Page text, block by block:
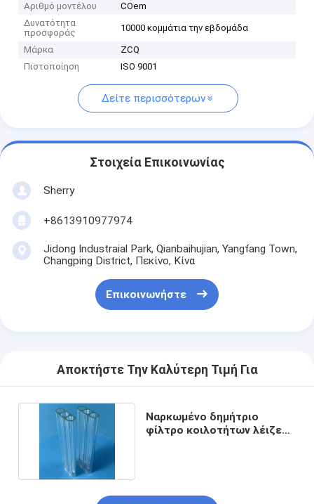
Αριθμό μοντέλου
COem
Δυνατότητα
προσφοράς
10000 κομμάτια την εβδομάδα
Μάρκα
ZCQ
Πιστοποίηση
ISO 9001
Δείτε περισσότερων
Στοιχεία Επικοινωνίας
Sherry
+8613910977974
Jidong Industraial Park, Qianbaihujian, Yangfang Town,
Changping District, Πεκίνο, Κίνα
Επικοινωνήστε
Αποκτήστε Την Καλύτερη Τιμή Για
Ναρκωμένο δημήτριο
φίλτρο κοιλοτήτων λέιζερ